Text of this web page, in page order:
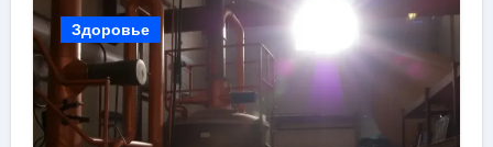
Здоровье